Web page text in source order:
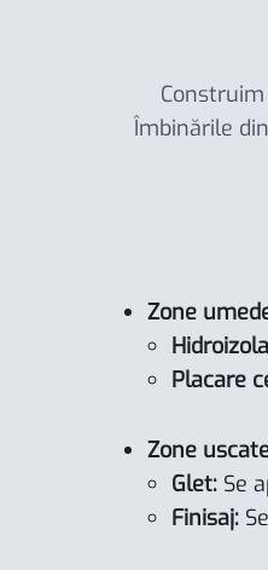
Îmbinările
Zone
Placare
Zone
Glet: Se
Finisaj: